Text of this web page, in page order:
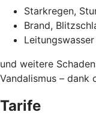
Starkregen,
Brand,
und weitere
Vandalismus – dank
Tarife